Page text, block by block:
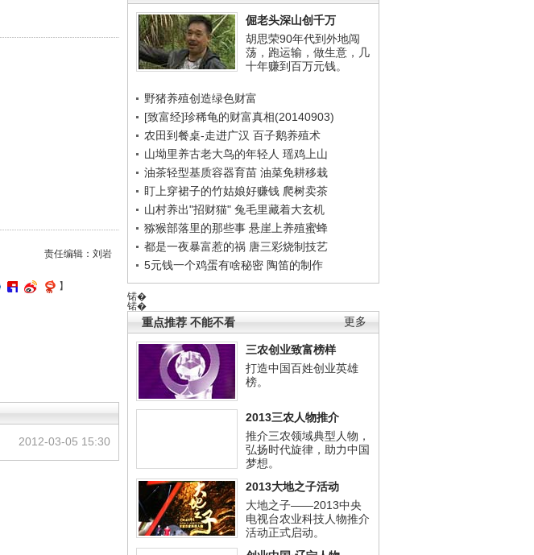
倔老头深山创千万
胡思荣90年代到外地闯
荡，跑运输，做生意，几
十年赚到百万元钱。
野猪养殖创造绿色财富
[致富经]珍稀龟的财富真相(20140903)
农田到餐桌-走进广汉 百子鹅养殖术
山坳里养古老大鸟的年轻人 瑶鸡上山
油茶轻型基质容器育苗 油菜免耕移栽
盯上穿裙子的竹姑娘好赚钱 爬树卖茶
山村养出"招财猫" 兔毛里藏着大玄机
猕猴部落里的那些事 悬崖上养殖蜜蜂
都是一夜暴富惹的祸 唐三彩烧制技艺
5元钱一个鸡蛋有啥秘密 陶笛的制作
锘�
锘�
更多
重点推荐 不能不看
三农创业致富榜样
打造中国百姓创业英雄
榜。
2013三农人物推介
推介三农领域典型人物，
弘扬时代旋律，助力中国
梦想。
2013大地之子活动
大地之子——2013中央
电视台农业科技人物推介
活动正式启动。
责任编辑：刘岩
】
2012-03-05 15:30